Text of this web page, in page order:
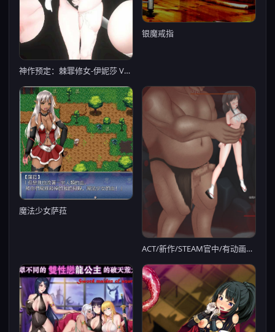
神作预定：棘罪修女-伊妮莎 Ver0.06【PC10月】
银魔戒指
魔法少女萨菈
ACT/新作/STEAM官中/有动画丨穢神楽/秽神乐~Aikagura V1.06C 全CG+原声DLC【20230818】